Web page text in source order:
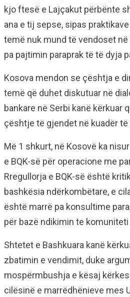
kjo ftesë e Lajçakut përbënte
ana e tij sepse, sipas
temë nuk mund të vendoset
pa pajtimin paraprak të të dyja
Kosova mendon se çështja e
temë që duhet diskutuar në
bankare në Serbi kanë kërkuar
çështje të gjendet në kuadër
Më 1 shkurt, në Kosovë ka
e BQK-së për operacione me
Rregullorja e BQK-së është
bashkësia ndërkombëtare, e
është marrë pa konsultime
për bazë ndikimin te komuniteti
Shtetet e Bashkuara kanë
zbatimin e vendimit, duke
mospërmbushja e kësaj
cilësinë e marrëdhënieve mes